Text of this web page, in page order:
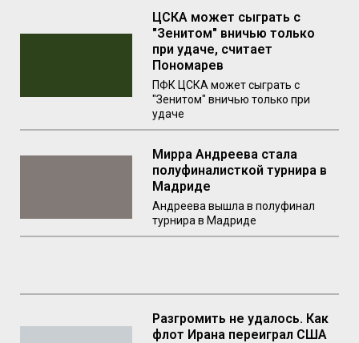
ЦСКА может сыграть с
"Зенитом" вничью только
при удаче, считает
Пономарев
ПФК ЦСКА может сыграть с
"Зенитом" вничью только при
удаче
Мирра Андреева стала
полуфиналисткой турнира в
Мадриде
Андреева вышла в полуфинал
турнира в Мадриде
Разгромить не удалось. Как
флот Ирана переиграл США